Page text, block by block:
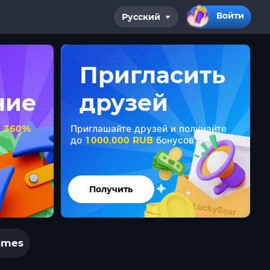
Русский Войти
360%
Пригласить
друзей
Приглашайте друзей и получайте
до 1000,000 RUBбонусов
Получить